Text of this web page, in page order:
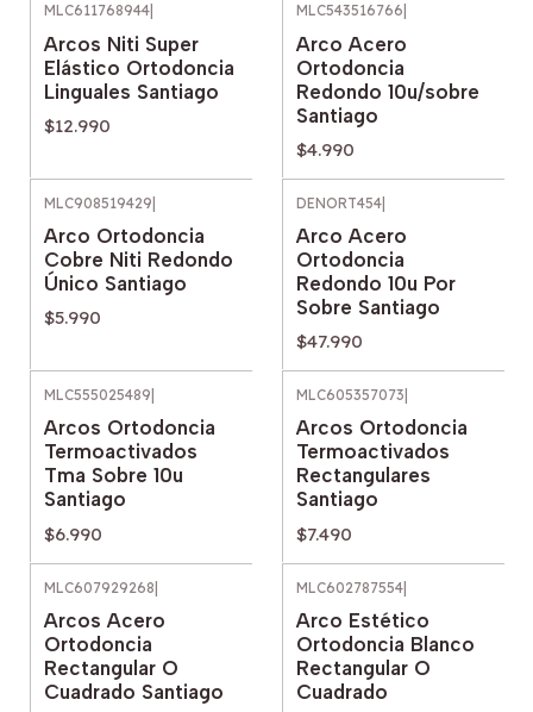
MLC611768944
Arcos Niti Super
Elástico Ortodoncia
Linguales Santiago
$12.990
MLC543516766
Arco Acero
Ortodoncia
Redondo 10u/sobre
Santiago
$4.990
MLC908519429
Arco Ortodoncia
Cobre Niti Redondo
Único Santiago
$5.990
DENORT454
Arco Acero
Ortodoncia
Redondo 10u Por
Sobre Santiago
$47.990
MLC555025489
Arcos Ortodoncia
Termoactivados
Tma Sobre 10u
Santiago
$6.990
MLC605357073
Arcos Ortodoncia
Termoactivados
Rectangulares
Santiago
$7.490
MLC607929268|
Arcos Acero
Ortodoncia
Rectangular O
Cuadrado Santiago
MLC602787554|
Arco Estético
Ortodoncia Blanco
Rectangular O
Cuadrado